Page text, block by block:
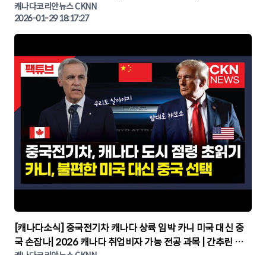
캐나다코리안뉴스
캐나다코리안뉴스 CKNN
2026-01-29 18:17:27
▶
[캐나다소식] 중국전기차 캐나다 상륙 임박 카니 미국 대신 중
국 손잡나| 2026 캐나다 취업비자 가능 전공 과목 | 간추린 캐